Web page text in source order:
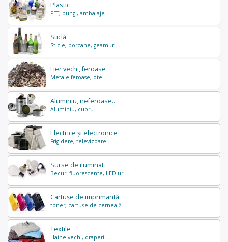
Plastic
PET, pungi, ambalaje...
Sticlă
Sticle, borcane, geamuri...
Fier vechi, feroase
Metale feroase, otel...
Aluminiu, neferoase...
Aluminiu, cupru...
Electrice și electronice
Frigidere, televizoare...
Surse de iluminat
Becuri fluorescente, LED-uri...
Cartușe de imprimantă
toner, cartușe de cerneală...
Textile
Haine vechi, draperii...